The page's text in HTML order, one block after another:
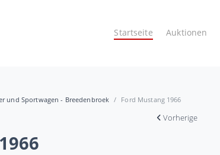
Startseite Auktionen
und Sportwagen - Breedenbroek Ford Mustang 1966
Vorherige